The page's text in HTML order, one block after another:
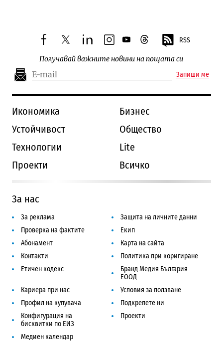
facebooktwitterlinkedininstagram
youtubethreads RSS
Получавай важните новини на пощата си
Запиши ме
Икономика
Бизнес
Устойчивост
Общество
Технологии
Lite
Проекти
Всичко
За нас
За реклама
Защита на личните данни
Проверка на фактите
Екип
Абонамент
Карта на сайта
Контакти
Политика при коригиране
Етичен кодекс
Бранд Медия България
ЕООД
Кариера при нас
Условия за ползване
Профил на купувача
Подкрепете ни
Конфигурация на
бисквитки по ЕИЗ
Проекти
Медиен календар